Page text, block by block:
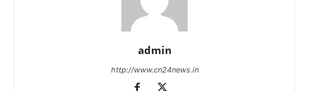
admin
http://www.cn24news.in